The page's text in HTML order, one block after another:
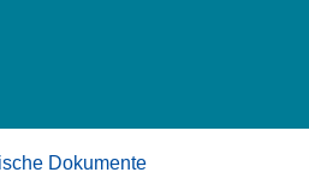
Dokumente